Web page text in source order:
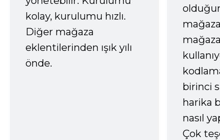
kolay, kurulumu hızlı.
Diğer mağaza
eklentilerinden ışık yılı
önde.
birinci
harika
nasıl
Çok